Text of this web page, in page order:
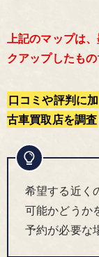
上記のマップは
クアップしたもの
口コミや評判に
古車買取店を調査
希望する近く
可能かどうか
予約が必要な